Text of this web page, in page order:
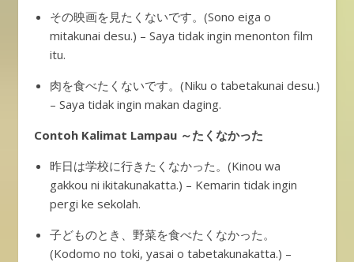
その映画を見たくないです。(Sono eiga o
mitakunai desu.) – Saya tidak ingin menonton film
itu.
肉を食べたくないです。(Niku o tabetakunai desu.)
– Saya tidak ingin makan daging.
Contoh Kalimat Lampau ～たくなかった
昨日は学校に行きたくなかった。(Kinou wa
gakkou ni ikitakunakatta.) – Kemarin tidak ingin
pergi ke sekolah.
子どものとき、野菜を食べたくなかった。
(Kodomo no toki, yasai o tabetakunakatta.) –